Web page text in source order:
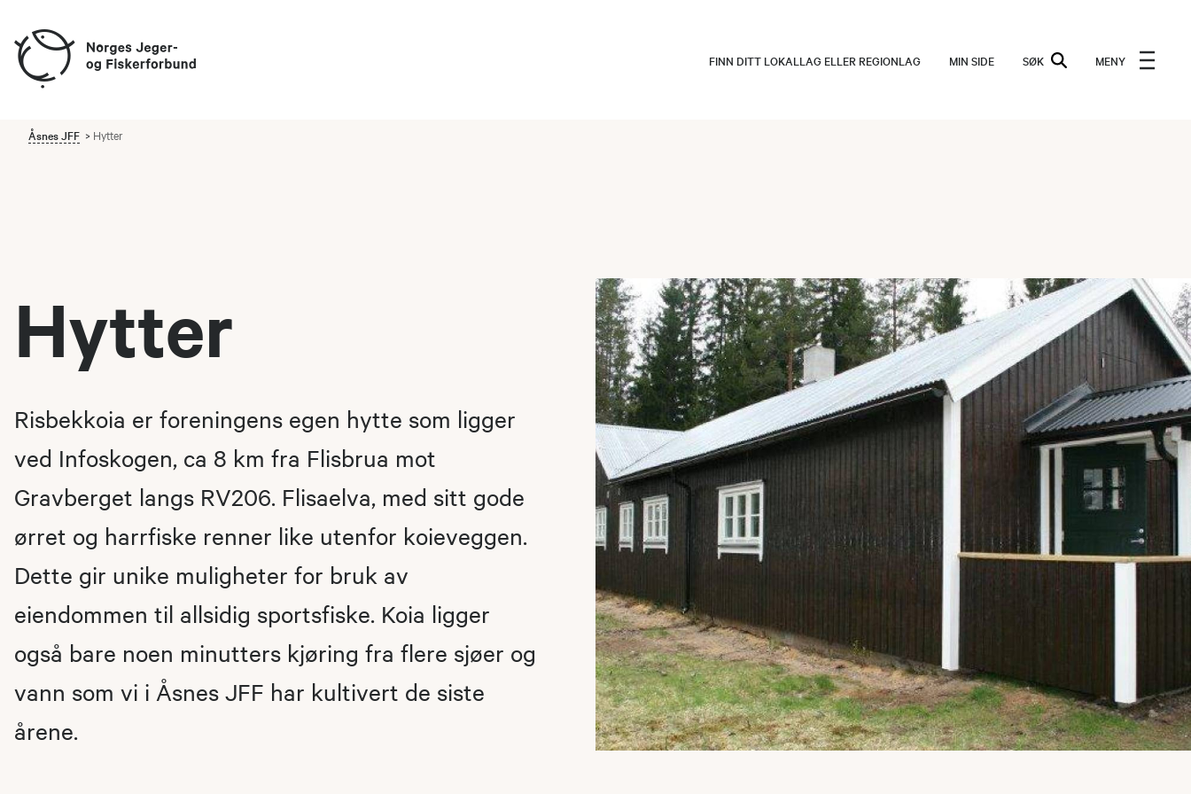
FINN DITT LOKALLAG ELLER REGIONLAG MIN SIDE SØK MENY
Åsnes JFF Hytter
Hytter
Risbekkoia er foreningens egen hytte som ligger
ved Infoskogen, ca 8 km fra Flisbrua mot
Gravberget langs RV206. Flisaelva, med sitt gode
ørret og harrfiske renner like utenfor koieveggen.
Dette gir unike muligheter for bruk av
eiendommen til allsidig sportsfiske. Koia ligger
også bare noen minutters kjøring fra flere sjøer og
vann som vi i Åsnes JFF har kultivert de siste
årene.